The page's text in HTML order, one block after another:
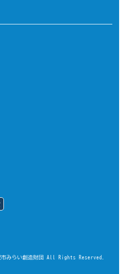
みらい創造財団 All Rights Reserved.